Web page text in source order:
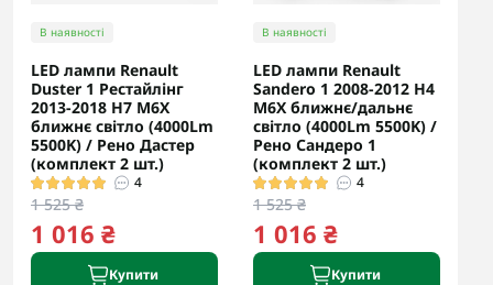
В наявності
LED лампи Renault
Duster 1 Рестайлінг
2013-2018 H7 M6X
ближнє світло (4000Lm
5500K) / Рено Дастер
(комплект 2 шт.)
4
1 525 ₴
1 016 ₴
Купити
В наявності
LED лампи Renault
Sandero 1 2008-2012 H4
M6X ближнє/дальнє
світло (4000Lm 5500K) /
Рено Сандеро 1
(комплект 2 шт.)
4
1 525 ₴
1 016 ₴
Купити